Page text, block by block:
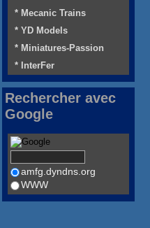
* Mecanic Trains
* YD Models
* Miniatures-Passion
* InterFer
Rechercher avec
Google
amfg.dyndns.org
WWW